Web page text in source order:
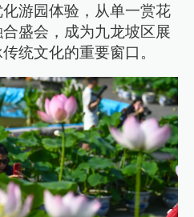
游园体验，从单一赏花
盛会，成为九龙坡区展
统文化的重要窗口。